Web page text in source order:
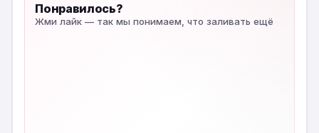
Понравилось?
Жми лайк — так мы понимаем, что заливать ещё